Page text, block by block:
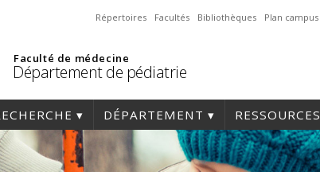
Répertoires Facultés Bibliothèques Plan campus
Faculté de médecine
Département de pédiatrie
DÉPARTEMENT RESSOURCES